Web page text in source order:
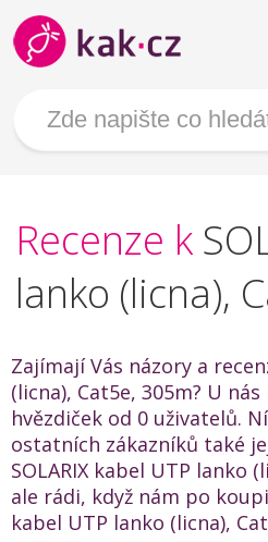
Recenze k
lanko (licna),
Zajímají Vás názory a
(licna), Cat5e, 305m? U
hvězdiček od 0 uživatelů.
ostatních zákazníků také
SOLARIX kabel UTP lanko
ale rádi, když nám po
kabel UTP lanko (licna),